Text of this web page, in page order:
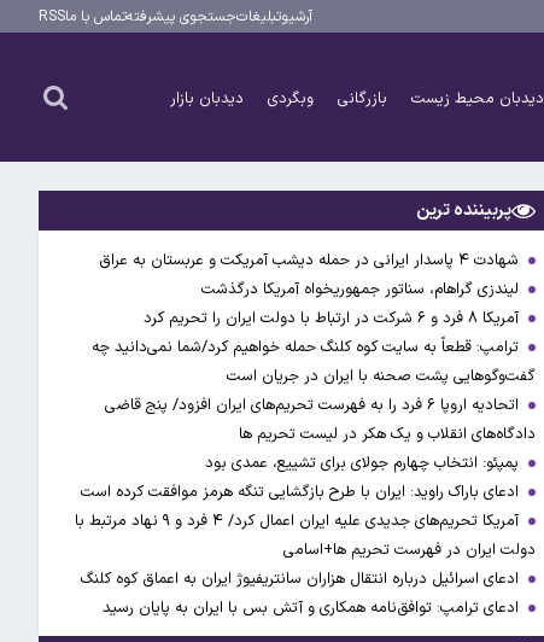
آرشیوتبلیغاتجستجوی پیشرفتهتماس با ماRSS
دیدبان محیط زیست بازرگانی وبگردی دیدبان بازار
پربیننده ترین
شهادت ۴ پاسدار ایرانی در حمله دیشب آمریکت و عربستان به عراق
لیندزی گراهام، سناتور جمهوریخواه آمریکا درگذشت
آمریکا ۸ فرد و ۶ شرکت در ارتباط با دولت ایران را تحریم کرد
ترامپ: قطعاً به سایت کوه کلنگ حمله خواهیم کرد/شما نمی‌دانید چه
گفت‌وگوهایی پشت صحنه با ایران در جریان است
اتحادیه اروپا ۶ فرد را به فهرست تحریم‌های ایران افزود/ پنج قاضی
دادگاه‌های انقلاب و یک هکر در لیست تحریم ها
پمپئو: انتخاب چهارم جولای برای تشییع، عمدی بود
ادعای باراک راوید: ایران با طرح بازگشایی تنگه هرمز موافقت کرده است
آمریکا تحریم‌های جدیدی علیه ایران اعمال کرد/ ۴ فرد و ۹ نهاد مرتبط با
دولت ایران در فهرست تحریم ها+اسامی
ادعای اسرائیل درباره انتقال هزاران سانتریفیوژ ایران به اعماق کوه کلنگ
ادعای ترامپ: توافق‌نامه همکاری و آتش بس با ایران به پایان رسید